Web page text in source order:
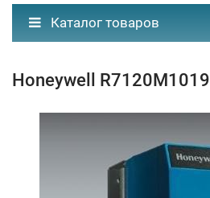
Каталог товаров
Honeywell R7120M1019